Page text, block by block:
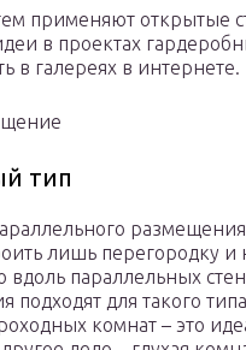
применяют открытые
в проектах
в галереях в интернете.
тип
размещения
лишь перегородку и
вдоль параллельных
подходят для такого
комнат – это